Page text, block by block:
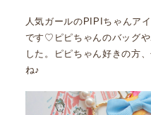
人気ガールのPIPIちゃんア
です♡ピピちゃんのバッグ
した。ピピちゃん好きの方
ね♪